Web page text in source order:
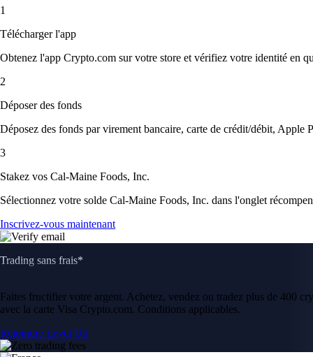
1
Télécharger l'app
Obtenez l'app Crypto.com sur votre store et vérifiez votre identité en
2
Déposer des fonds
Déposez des fonds par virement bancaire, carte de crédit/débit,
3
Stakez vos Cal-Maine Foods, Inc.
Sélectionnez votre solde Cal-Maine Foods, Inc. dans l'onglet
Inscrivez-vous maintenant
Trading sans frais*
Faites fructifier votre argent. Achetez, vendez ou tradez plus de 400
avec la carte Visa Crypto.com. Conditions applicables.
Rejoindre Level Up